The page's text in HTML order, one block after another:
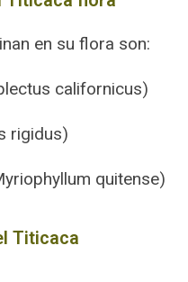
en su flora son:
californicus)
rigidus)
quitense)
Titicaca